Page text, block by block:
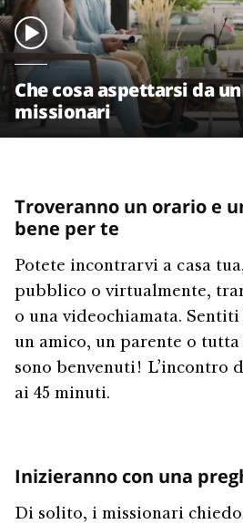
Che cosa aspettarsi da
missionari
Troveranno un orario e
bene per te
Potete incontrarvi a casa
pubblico o virtualmente,
o una videochiamata.
un amico, un parente o
sono benvenuti! L’incontro
ai 45 minuti.
Inizieranno con una
Di solito, i missionari